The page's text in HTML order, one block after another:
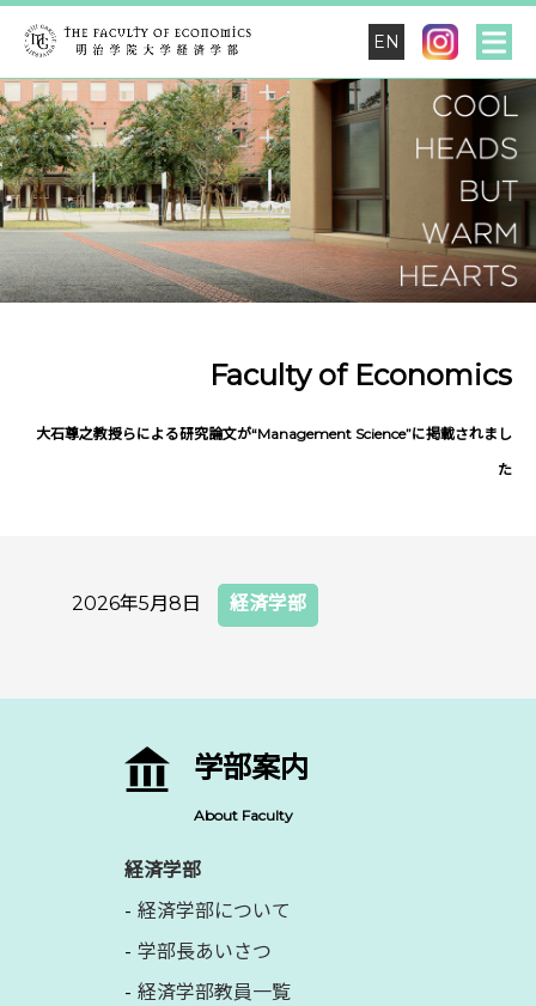
EN
Faculty of Economics
大石尊之教授らによる研究論文が“Management Science”に掲載されまし
た
2026年5月8日 経済学部
学部案内
About Faculty
経済学部
経済学部について
学部長あいさつ
経済学部教員一覧